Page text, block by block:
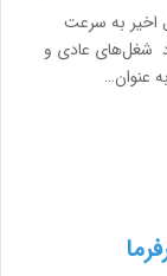
اخیر به سرعت
شغل‌های عادی و
عنوان…